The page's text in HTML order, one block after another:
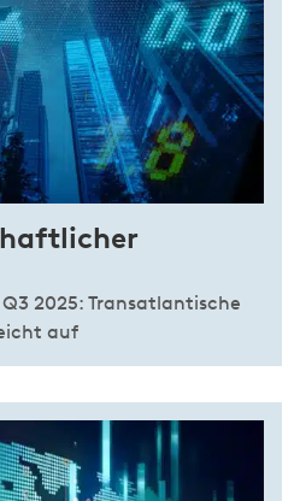
2025: Transatlantische
auf